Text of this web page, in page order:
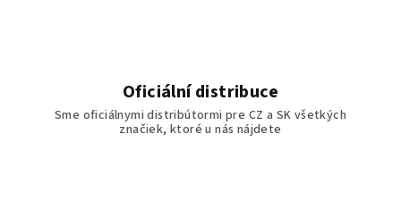
Oficiální distribuce
Sme oficiálnymi distribútormi pre CZ a SK všetkých
značiek, ktoré u nás nájdete